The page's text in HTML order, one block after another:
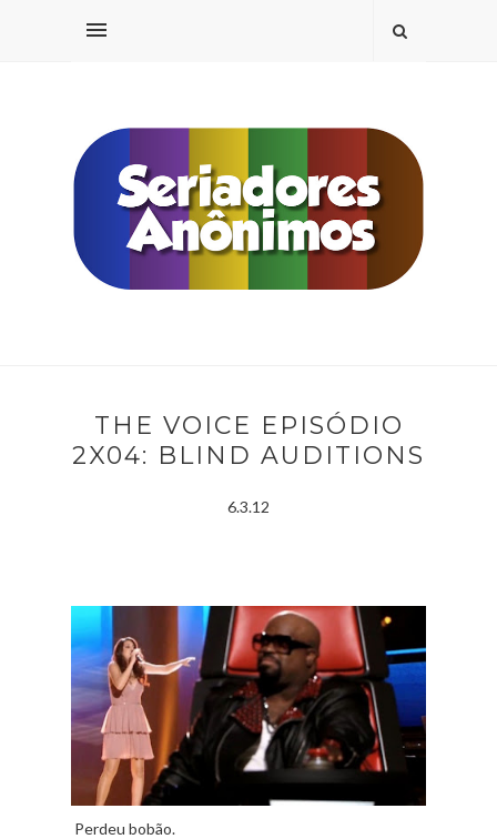
THE VOICE EPISÓDIO
2X04: BLIND AUDITIONS
6.3.12
Perdeu bobão.